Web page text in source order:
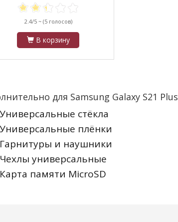
2.4/5 ~ (5 голосов)
В корзину
для Samsung Galaxy S21 Plus
Универсальные стёкла
Универсальные плёнки
Гарнитуры и наушники
Чехлы универсальные
Карта памяти MicroSD